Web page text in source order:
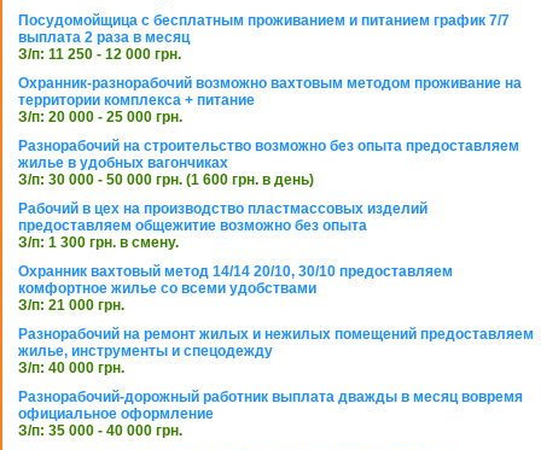
Посудомойщица с бесплатным проживанием и питанием график 7/7
выплата 2 раза в месяц
З/п: 11 250 - 12 000 грн.
Охранник-разнорабочий возможно вахтовым методом проживание на
территории комплекса + питание
З/п: 20 000 - 25 000 грн.
Разнорабочий на строительство возможно без опыта предоставляем
жилье в удобных вагончиках
З/п: 30 000 - 50 000 грн. (1 600 грн. в день)
Рабочий в цех на производство пластмассовых изделий
предоставляем общежитие возможно без опыта
З/п: 1 300 грн. в смену.
Охранник вахтовый метод 14/14 20/10, 30/10 предоставляем
комфортное жилье со всеми удобствами
З/п: 21 000 грн.
Разнорабочий на ремонт жилых и нежилых помещений предоставляем
жилье, инструменты и спецодежду
З/п: 40 000 грн.
Разнорабочий-дорожный работник выплата дважды в месяц вовремя
официальное оформление
З/п: 35 000 - 40 000 грн.